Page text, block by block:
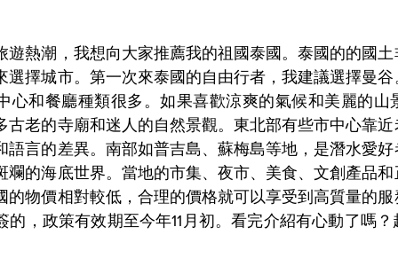
遊熱潮，我想向大家推薦我的祖國泰國。泰國的的國
選擇城市。第一次來泰國的自由行者，我建議選擇曼
心和餐廳種類很多。如果喜歡涼爽的氣候和美麗的山
古老的寺廟和迷人的自然景觀。東北部有些市中心靠
語言的差異。南部如普吉島、蘇梅島等地，是潛水愛
斕的海底世界。當地的市集、夜市、美食、文創產品
的物價相對較低，合理的價格就可以享受到高質量的
的，政策有效期至今年11月初。看完介紹有心動了嗎